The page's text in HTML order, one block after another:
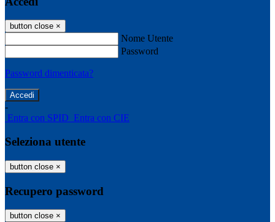
button close ×
Nome Utente
Password
Password dimenticata?
-
Entra con SPID Entra con CIE
Seleziona utente
button close ×
Recupero password
button close ×